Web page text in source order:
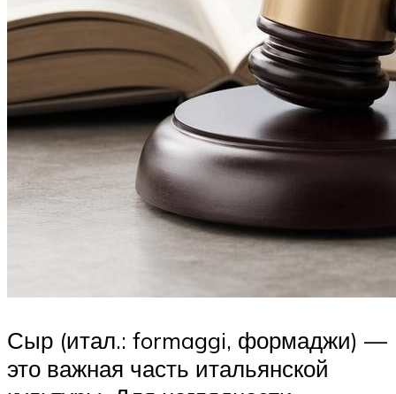
Сыр (итал.: formaggi, формаджи) —
это важная часть итальянской